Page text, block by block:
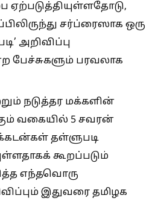
ஏற்படுத்தியுள்ளதோடு,
சர்ப்ரைஸாக ஒரு
அறிவிப்பு
பேச்சுகளும் பரவலாக
நடுத்தர மக்களின்
வகையில் 5 சவரன்
தள்ளுபடி
கூறப்படும்
எந்தவொரு
இதுவரை தமிழக